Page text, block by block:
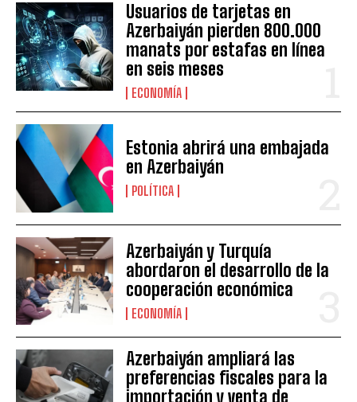
Usuarios de tarjetas en
Azerbaiyán pierden 800.000
manats por estafas en línea
en seis meses
ECONOMÍA
Estonia abrirá una embajada
en Azerbaiyán
POLÍTICA
Azerbaiyán y Turquía
abordaron el desarrollo de la
cooperación económica
ECONOMÍA
Azerbaiyán ampliará las
preferencias fiscales para la
importación y venta de